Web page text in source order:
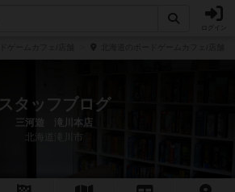
スタッフブログ
三河遊 滝川本店
北海道滝川市